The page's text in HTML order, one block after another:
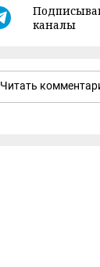
каналы
Читать